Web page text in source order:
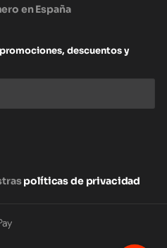
en España
descuentos y
políticas de privacidad